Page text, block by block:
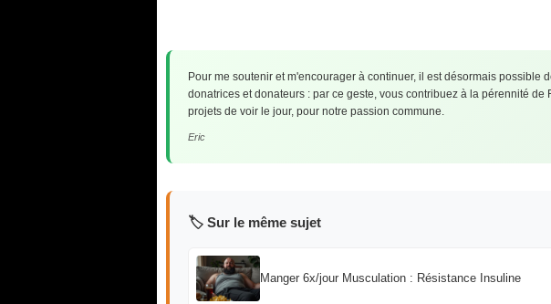
Pour me soutenir et m'encourager à continuer, il est désormais possible
donatrices et donateurs : par ce geste, vous contribuez à la pérennité de
projets de voir le jour, pour notre passion commune.
Eric
🏷️ Sur le même sujet
Manger 6x/jour Musculation : Résistance Insuline